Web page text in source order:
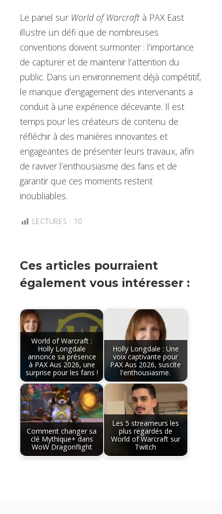
Le panel sur World of Warcraft à PAX East
illustre un défi que de nombreuses
conventions doivent surmonter : l’importance
de capturer et de maintenir l’attention du
public. Dans un environnement déjà compétitif,
le manque d’engagement des intervenants a
conduit à une expérience décevante. Il est
temps pour les créateurs de contenu de
réfléchir à des manières innovantes et
engageantes de présenter leurs travaux, afin
de raviver l’enthousiasme des fans et de
garantir que ces moments restent
inoubliables.
LECTURES : 10
Ces articles pourraient
également vous intéresser :
World of Warcraft :
Holly Longdale
annonce sa présence
à PAX Aus 2026, une
surprise pour les fans !
Holly Longdale : Une
voix captivante pour
PAX Aus 2026, suscite
l'enthousiasme.
Comment changer sa
clé Mythique+ dans
WoW Dragonflight
Les 5 streameurs les
plus regardés de
World of Warcraft sur
Twitch